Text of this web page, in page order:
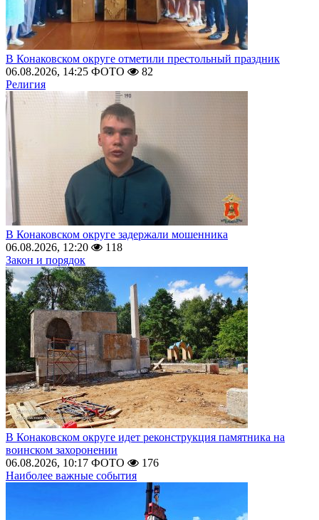
В Конаковском округе отметили престольный праздник
06.08.2026, 14:25 ФОТО
82
Религия
В Конаковском округе задержали мошенника
06.08.2026, 12:20
118
Закон и порядок
В Конаковском округе идет реконструкция памятника на
воинском захоронении
06.08.2026, 10:17 ФОТО
176
Наиболее важные события